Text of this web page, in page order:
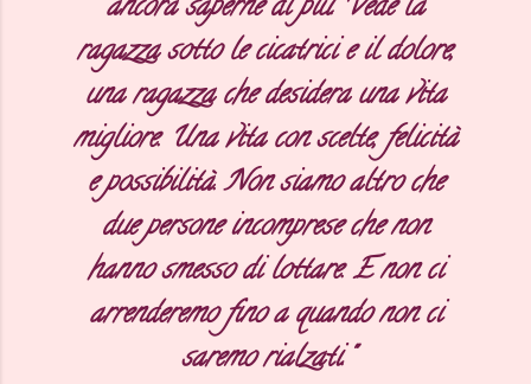
ancora saperne di più. Vede la
ragazza sotto le cicatrici e il dolore,
una ragazza che desidera una vita
migliore. Una vita con scelte, felicità
e possibilità. Non siamo altro che
due persone incomprese che non
hanno smesso di lottare. E non ci
arrenderemo fino a quando non ci
saremo rialzati."